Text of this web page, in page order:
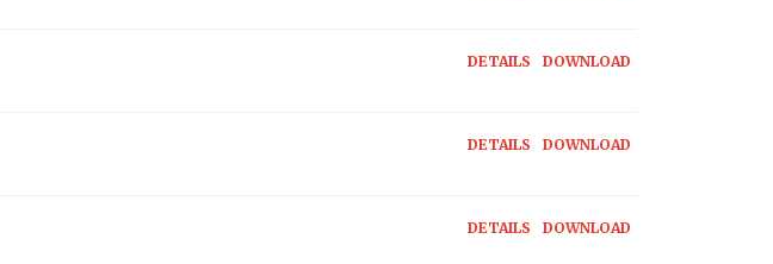
DOWNLOAD
DETAILS
DOWNLOAD
DETAILS
DOWNLOAD
DETAILS